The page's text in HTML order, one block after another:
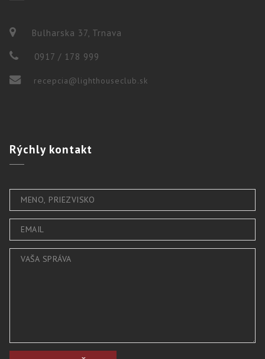
Bulharska 37, Trnava
0917 / 178 999
recepcia@lighthouseclub.sk
Rýchlykontakt